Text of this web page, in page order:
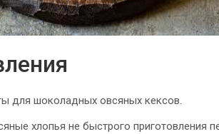
для шоколадных овсяных кексов.
хлопья не быстрого приготовления